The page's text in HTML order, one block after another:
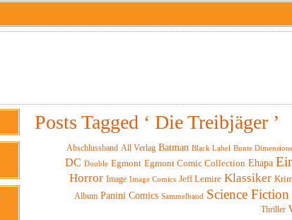
Posts Tagged ‘ Die Treibjäger ’
Abschlussband All Verlag Batman Black Label Bunte
DC Double Egmont Egmont Comic Collection Ehapa
Horror Image Image Comics Jeff Lemire Klassiker
Album Panini Comics Sammelband Science Fiction
Thriller